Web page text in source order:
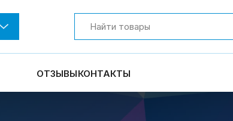
ОТЗЫВЫКОНТАКТЫ